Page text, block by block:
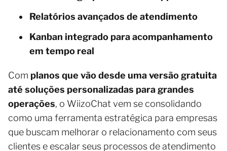
Relatórios avançados de atendimento
Kanban integrado para acompanhamento
em tempo real
Com planos que vão desde uma versão gratuita
até soluções personalizadas para grandes
operações, o WiizoChat vem se consolidando
como uma ferramenta estratégica para empresas
que buscam melhorar o relacionamento com seus
clientes e escalar seus processos de atendimento